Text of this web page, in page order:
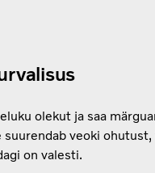
olekut ja saa
suurendab veoki
on valesti.